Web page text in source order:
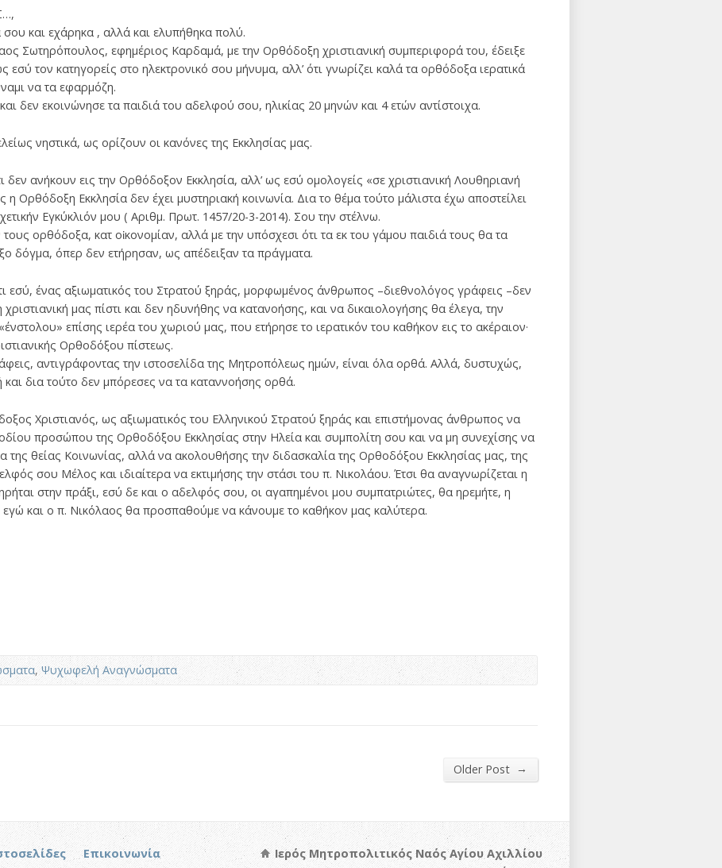
και εχάρηκα , αλλά και ελυπήθηκα πολύ.
Σωτηρόπουλος, εφημέριος Καρδαμά, με την Ορθόδοξη χριστιανική συμπεριφορά του, έδειξε
εσύ τον κατηγορείς στο ηλεκτρονικό σου μήνυμα, αλλ’ ότι γνωρίζει καλά τα ορθόδοξα ιερατικά
να τα εφαρμόζη.
δεν εκοινώνησε τα παιδιά του αδελφού σου, ηλικίας 20 μηνών και 4 ετών αντίστοιχα.
νηστικά, ως ορίζουν οι κανόνες της Εκκλησίας μας.
δεν ανήκουν εις την Ορθόδοξον Εκκλησία, αλλ’ ως εσύ ομολογείς «σε χριστιανική Λουθηριανή
η Ορθόδοξη Εκκλησία δεν έχει μυστηριακή κοινωνία. Δια το θέμα τούτο μάλιστα έχω αποστείλει
Εγκύκλιόν μου ( Αριθμ. Πρωτ. 1457/20-3-2014). Σου την στέλνω.
ορθόδοξα, κατ οἰκονομίαν, αλλά με την υπόσχεσι ότι τα εκ του γάμου παιδιά τους θα τα
δόγμα, όπερ δεν ετήρησαν, ως απέδειξαν τα πράγματα.
εσύ, ένας αξιωματικός του Στρατού ξηράς, μορφωμένος άνθρωπος –διεθνολόγος γράφεις –δεν
μας πίστι και δεν ηδυνήθης να κατανοήσης, και να δικαιολογήσης θα έλεγα, την
επίσης ιερέα του χωριού μας, που ετήρησε το ιερατικόν του καθήκον εις το ακέραιον·
Ορθοδόξου πίστεως.
αντιγράφοντας την ιστοσελίδα της Μητροπόλεως ημών, είναι όλα ορθά. Αλλά, δυστυχώς,
και δια τούτο δεν μπόρεσες να τα καταννοήσης ορθά.
Χριστιανός, ως αξιωματικός του Ελληνικού Στρατού ξηράς και επιστήμονας άνθρωπος να
προσώπου της Ορθοδόξου Εκκλησίας στην Ηλεία και συμπολίτη σου και να μη συνεχίσης να
της θείας Κοινωνίας, αλλά να ακολουθήσης την διδασκαλία της Ορθοδόξου Εκκλησίας μας, της
σου Μέλος και ιδιαίτερα να εκτιμήσης την στάσι του π. Νικολάου. Έτσι θα αναγνωρίζεται η
στην πράξι, εσύ δε και ο αδελφός σου, οι αγαπημένοι μου συμπατριώτες, θα ηρεμήτε, η
εγώ και ο π. Νικόλαος θα προσπαθούμε να κάνουμε το καθήκον μας καλύτερα.
, Ψυχωφελή Αναγνώσματα
Older Post →
Επικοινωνία
Ιερός Μητροπολιτικός Ναός Αγίου Αχιλλίου